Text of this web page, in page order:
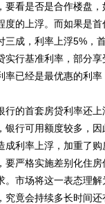
要看是否是合作楼盘
的上浮。而如果是
三成，利率上浮5%，
行基准利率，部分
已经是最优惠的利率
的首套房贷利率还上
银行可用额度较多，
成利率上浮，加重了
要严格实施差别化住
市场将这一表态理
竟会持续多长时间还